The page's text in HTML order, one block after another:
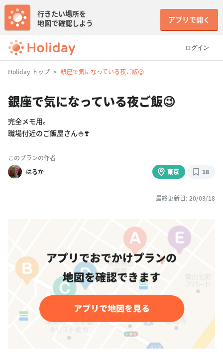
ログイン
行きたい場所を
地図で確認しよう
アプリで開く
Holiday トップ 銀座で気になっている夜ご飯😉
銀座で気になっている夜ご飯😉
完全メモ用。
職場付近のご飯屋さん🍚❣️
このプランの作者
はるか
東京 18
最終更新日: 20/03/18